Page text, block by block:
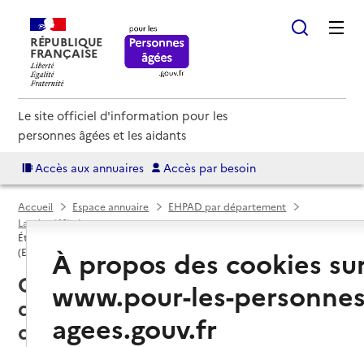
RÉPUBLIQUE
FRANÇAISE
Le site officiel d'information pour les
personnes âgées et les aidants
Accès aux annuaires Accès par besoin
Accueil Espace annuaire
EHPAD par département
Landes (40)
Établissement d'hébergement pour personnes âgées dépendantes
(EHPAD)
Gamarde-les-Bains (40380) : liste
des établissements
d'hébergement pour personnes
À propos des cookies
www.pour-les-
agees.gouv.fr